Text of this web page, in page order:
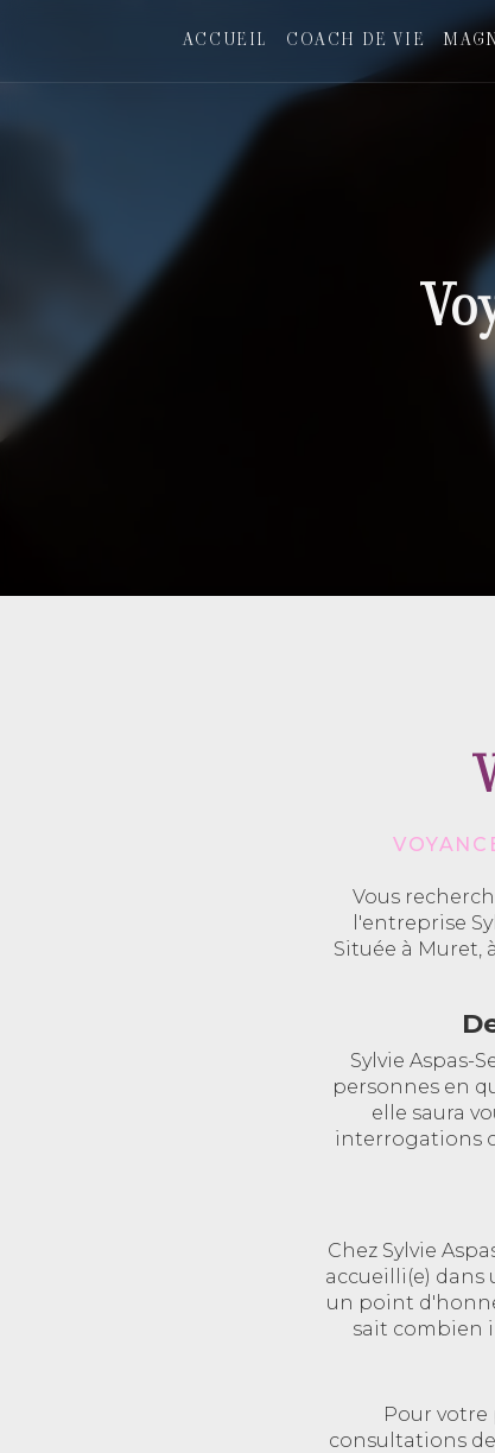
ACCUEIL COACH DE VIE
Vous
l'entreprise
Située à Muret,
Sylvie Aspas-
personnes en
elle saura
interrogations
Chez Sylvie
accueilli(e) dans
un point
sait combien
Pour votre
consultations